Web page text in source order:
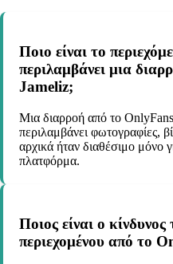
Ποιο είναι το
περιλαμβάνει μια
Jameliz;
Μια διαρροή από το
περιλαμβάνει φωτογραφίες,
αρχικά ήταν διαθέσιμο μόνο
πλατφόρμα.
Ποιος είναι ο
περιεχομένου από το